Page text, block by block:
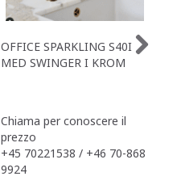
OFFICE SPARKLING S40I
MED SWINGER I KROM
Chiama per conoscere il
prezzo
+45 70221538 / +46 70-868
9924